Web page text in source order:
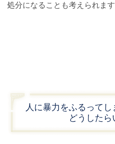
処分になることも考えられます
人に暴力をふるってし
どうしたら